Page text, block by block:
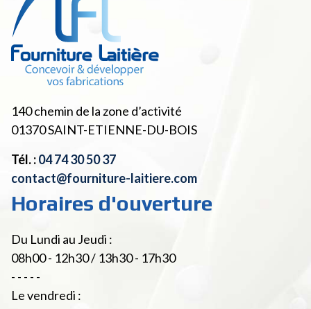
140 chemin de la zone d’activité
01370SAINT-ETIENNE-DU-BOIS
Tél. :04 74 30 50 37
contact@fourniture-laitiere.com
Horaires d'ouverture
Du Lundi au Jeudi :
08h00 - 12h30 / 13h30 - 17h30
- - - - -
Le vendredi :